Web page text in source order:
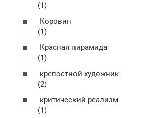
(1)
Коровин
(1)
Красная пирамида
(1)
крепостной художник
(2)
критический реализм
(1)